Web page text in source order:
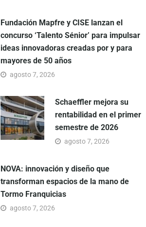
Fundación Mapfre y CISE lanzan el
concurso ‘Talento Sénior’ para impulsar
ideas innovadoras creadas por y para
mayores de 50 años
agosto 7, 2026
Schaeffler mejora su
rentabilidad en el primer
semestre de 2026
agosto 7, 2026
NOVA: innovación y diseño que
transforman espacios de la mano de
Tormo Franquicias
agosto 7, 2026